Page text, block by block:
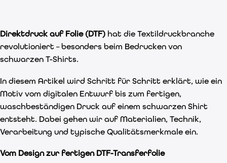
Direktdruck auf Folie (DTF) hat die Textildruckbranche
revolutioniert – besonders beim Bedrucken von
schwarzen T-Shirts.
In diesem Artikel wird Schritt für Schritt erklärt, wie ein
Motiv vom digitalen Entwurf bis zum fertigen,
waschbeständigen Druck auf einem schwarzen Shirt
entsteht. Dabei gehen wir auf Materialien, Technik,
Verarbeitung und typische Qualitätsmerkmale ein.
Vom Design zur fertigen DTF-Transferfolie